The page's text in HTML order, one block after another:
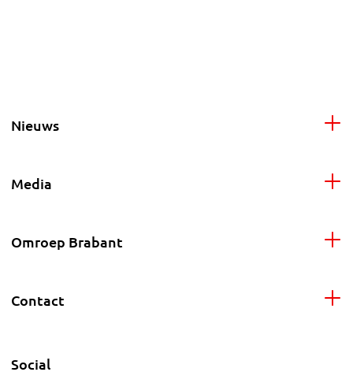
Nieuws
Media
Omroep Brabant
Contact
Social